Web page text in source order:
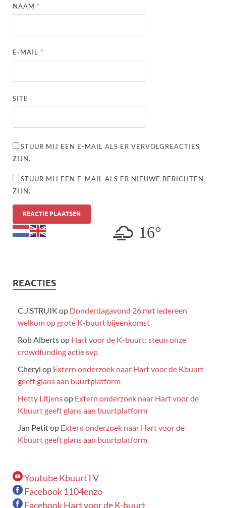
NAAM *
E-MAIL *
SITE
STUUR MIJ EEN E-MAIL ALS ER VERVOLGREACTIES
ZIJN.
STUUR MIJ EEN E-MAIL ALS ER NIEUWE BERICHTEN
ZIJN.
16°
REACTIES
C.J.STRUIK op Donderdagavond 26 mrt iedereen
welkom op grote K-buurt bijeenkomst
Rob Albertsop Hart voor de K-buurt: steun onze
crowdfunding actie svp
Cheryl op Extern onderzoek naar Hart voor de Kbuurt
geeft glans aan buurtplatform
Hetty Litjensop Extern onderzoek naar Hart voor de
Kbuurt geeft glans aan buurtplatform
Jan Petitop Extern onderzoek naar Hart voor de
Kbuurt geeft glans aan buurtplatform
Youtube KbuurtTV
Facebook 1104enzo
Facebook Hart voor de K-buurt